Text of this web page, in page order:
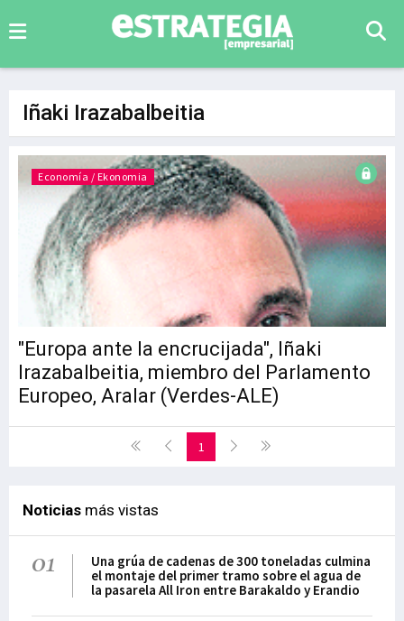
Iñaki Irazabalbeitia
"Europa ante la encrucijada", Iñaki
Irazabalbeitia, miembro del Parlamento
Europeo, Aralar (Verdes-ALE)
Economía / Ekonomia
1
Noticias más vistas
01
Una grúa de cadenas de 300 toneladas culmina
el montaje del primer tramo sobre el agua de
la pasarela All Iron entre Barakaldo y Erandio